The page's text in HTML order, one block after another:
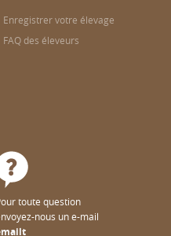
Enregistrer votre élevage
FAQ des éleveurs
toute question
nous un e-mail